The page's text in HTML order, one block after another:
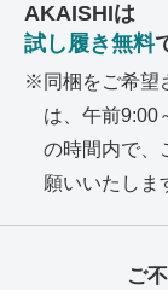
AKAISHIは
試し履き無料
同梱をご希望
は、午前9:00
の時間内で、
願いいたしま
ご